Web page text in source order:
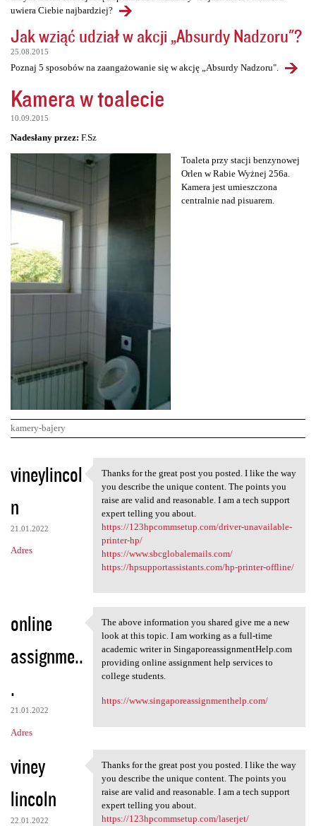
uwiera Ciebie najbardziej?
Jak wziąć udział w akcji „Absurdy Nadzoru"?
25.08.2015
Poznaj 5 sposobów na zaangażowanie się w akcję „Absurdy Nadzoru".
Kamera w toalecie
10.09.2015
Nadesłany przez: F.Sz
Toaleta przy stacji benzynowej
Orlen w Rabie Wyżnej 256a.
Kamera jest umieszczona
centralnie nad pisuarem.
kamery-bajery
K
o
m
e
n
z
vineylincol
n
21.01.2022
Adres
Thanks for the great post you
Thanks for the great post you posted. I like the way
you describe the unique content. The points you
raise are valid and reasonable. I am a tech support
expert telling you about.
https://123hpcommsetup.com/driver-unavailable-
printer-hp/
https://www.sbcglobalemails.com/
https://hpsupportassistants.com/hp-printer-offline/
online
assignme..
.
21.01.2022
Adres
The above information you
The above information you shared give me a new
look at this topic. I am working as a full-time
academic writer in SingaporeassignmentHelp.com
providing online assignment help services to
college students.
https://www.singaporeassignmenthelp.com/
viney
lincoln
22.01.2022
Thanks for the great post you
Thanks for the great post you posted. I like the way
you describe the unique content. The points you
raise are valid and reasonable. I am a tech support
expert telling you about.
https://123hpcommsetup.com/laserjet/